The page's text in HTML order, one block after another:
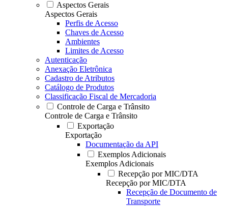
Aspectos Gerais
Aspectos Gerais
Perfis de Acesso
Chaves de Acesso
Ambientes
Limites de Acesso
Autenticação
Anexação Eletrônica
Cadastro de Atributos
Catálogo de Produtos
Classificação Fiscal de Mercadoria
Controle de Carga e Trânsito
Controle de Carga e Trânsito
Exportação
Exportação
Documentação da API
Exemplos Adicionais
Exemplos Adicionais
Recepção por MIC/DTA
Recepção por MIC/DTA
Recepção de Documento de
Transporte